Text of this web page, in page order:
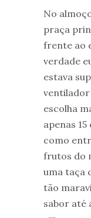
No
praça
frente ao
verdade
estava
ventilador
escolha
apenas
como
frutos do
uma taça
tão
sabor até